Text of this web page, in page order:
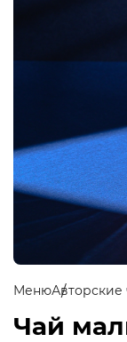
МенюАвторские
Чай